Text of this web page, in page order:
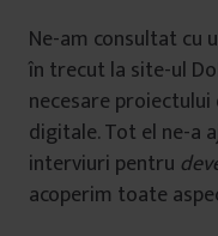
Ne-am consultat cu
în trecut la site-ul
necesare
digitale. Tot el ne-a
interviuri pentru
acoperim toate